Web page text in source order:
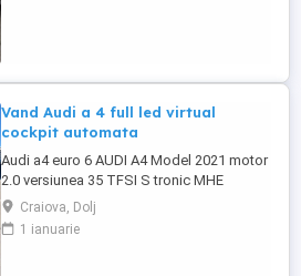
Vand Audi a 4 full led virtual
cockpit automata
Audi a4 euro 6 AUDI A4 Model 2021 motor
2.0 versiunea 35 TFSI S tronic MHE
consum și impozit redus * Cutie automată
S-Tronic * Start Stop * Audi Preesense (
franare de urgenta) * Bord digital *
Craiova, Dolj
1 ianuarie